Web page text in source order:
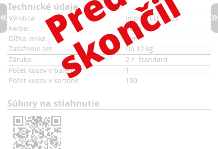
Technické údaje
Výrobca:
Import EU: SLOS
Farba:
Šedá
Dĺžka lanka:
3 m
Zaťaženie set:
Do 12 kg
Záruka:
2 r. štandard
Počet kusov v balení:
1
Počet kusov v kartóne:
100
Súbory na stiahnutie